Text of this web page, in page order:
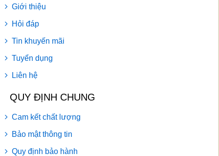
Giới thiệu
Hỏi đáp
Tin khuyến mãi
Tuyển dụng
Liên hệ
QUY ĐỊNH CHUNG
Cam kết chất lượng
Bảo mật thông tin
Quy định bảo hành